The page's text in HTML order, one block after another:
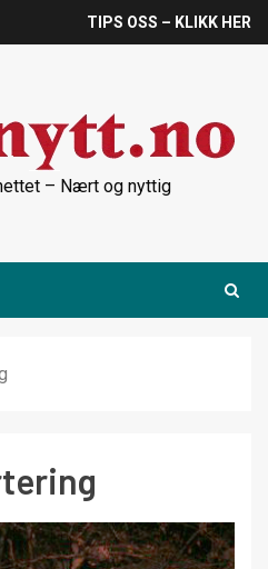
TIPS OSS – KLIKK HER
– Nært og nyttig